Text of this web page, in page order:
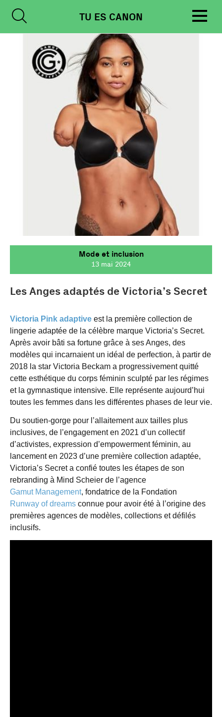
Skip
content
TU ES CANON
Mode et inclusion
13 mai 2024
Les Anges adaptés de Victoria’s Secret
Victoria Pink adaptive est la première collection de
lingerie adaptée de la célèbre marque Victoria’s Secret.
Après avoir bâti sa fortune grâce à ses Anges, des
modèles qui incarnaient un idéal de perfection, à partir de
2018 la star Victoria Beckam a progressivement quitté
cette esthétique du corps féminin sculpté par les régimes
et la gymnastique intensive. Elle représente aujourd’hui
toutes les femmes dans les différentes phases de leur vie.
Du soutien-gorge pour l’allaitement aux tailles plus
inclusives, de l’engagement en 2021 d’un collectif
d’activistes, expression d’empowerment féminin, au
lancement en 2023 d’une première collection adaptée,
Victoria’s Secret a confié toutes les étapes de son
rebranding à Mind Scheier de l’agence
Gamut Management, fondatrice de la Fondation
Runway of dreams connue pour avoir été à l’origine des
premières agences de modèles, collections et défilés
inclusifs.